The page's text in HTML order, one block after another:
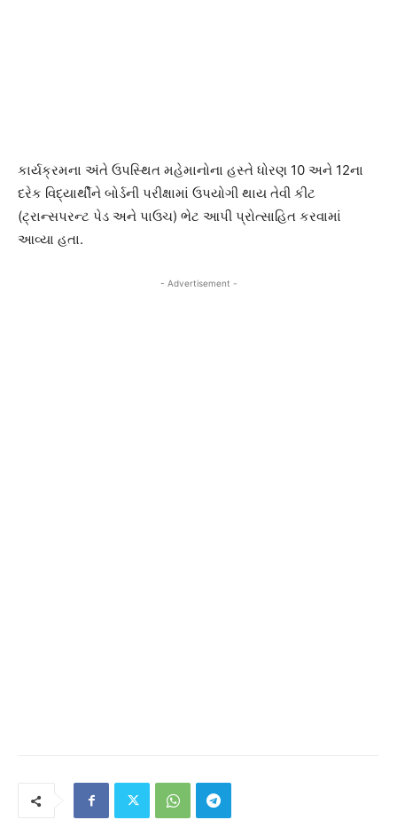
કાર્યક્રમના અંતે ઉપસ્થિત મહેમાનોના હસ્તે ધોરણ 10 અને 12ના
દરેક વિદ્યાર્થીને બોર્ડની પરીક્ષામાં ઉપયોગી થાય તેવી કીટ
(ટ્રાન્સપરન્ટ પેડ અને પાઉચ) ભેટ આપી પ્રોત્સાહિત કરવામાં
આવ્યા હતા.
- Advertisement -